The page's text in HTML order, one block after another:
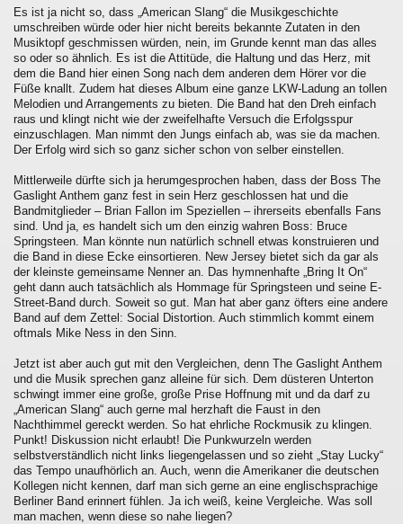
Es ist ja nicht so, dass „American Slang“ die Musikgeschichte
umschreiben würde oder hier nicht bereits bekannte Zutaten in den
Musiktopf geschmissen würden, nein, im Grunde kennt man das alles
so oder so ähnlich. Es ist die Attitüde, die Haltung und das Herz, mit
dem die Band hier einen Song nach dem anderen dem Hörer vor die
Füße knallt. Zudem hat dieses Album eine ganze LKW-Ladung an tollen
Melodien und Arrangements zu bieten. Die Band hat den Dreh einfach
raus und klingt nicht wie der zweifelhafte Versuch die Erfolgsspur
einzuschlagen. Man nimmt den Jungs einfach ab, was sie da machen.
Der Erfolg wird sich so ganz sicher schon von selber einstellen.
Mittlerweile dürfte sich ja herumgesprochen haben, dass der Boss The
Gaslight Anthem ganz fest in sein Herz geschlossen hat und die
Bandmitglieder – Brian Fallon im Speziellen – ihrerseits ebenfalls Fans
sind. Und ja, es handelt sich um den einzig wahren Boss: Bruce
Springsteen. Man könnte nun natürlich schnell etwas konstruieren und
die Band in diese Ecke einsortieren. New Jersey bietet sich da gar als
der kleinste gemeinsame Nenner an. Das hymnenhafte „Bring It On“
geht dann auch tatsächlich als Hommage für Springsteen und seine E-
Street-Band durch. Soweit so gut. Man hat aber ganz öfters eine andere
Band auf dem Zettel: Social Distortion. Auch stimmlich kommt einem
oftmals Mike Ness in den Sinn.
Jetzt ist aber auch gut mit den Vergleichen, denn The Gaslight Anthem
und die Musik sprechen ganz alleine für sich. Dem düsteren Unterton
schwingt immer eine große, große Prise Hoffnung mit und da darf zu
„American Slang“ auch gerne mal herzhaft die Faust in den
Nachthimmel gereckt werden. So hat ehrliche Rockmusik zu klingen.
Punkt! Diskussion nicht erlaubt! Die Punkwurzeln werden
selbstverständlich nicht links liegengelassen und so zieht „Stay Lucky“
das Tempo unaufhörlich an. Auch, wenn die Amerikaner die deutschen
Kollegen nicht kennen, darf man sich gerne an eine englischsprachige
Berliner Band erinnert fühlen. Ja ich weiß, keine Vergleiche. Was soll
man machen, wenn diese so nahe liegen?